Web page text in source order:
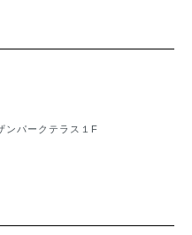
ンパークテラス１F